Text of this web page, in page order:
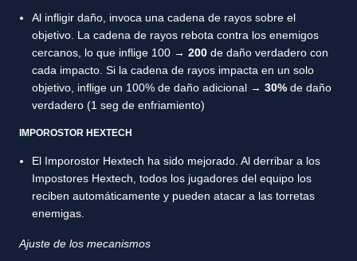
Al infligir daño, invoca una cadena de rayos sobre el
objetivo. La cadena de rayos rebota contra los enemigos
cercanos, lo que inflige 100 → 200 de daño verdadero con
cada impacto. Si la cadena de rayos impacta en un solo
objetivo, inflige un 100% de daño adicional → 30% de daño
verdadero (1 seg de enfriamiento)
IMPOROSTOR HEXTECH
El Imporostor Hextech ha sido mejorado. Al derribar a los
Impostores Hextech, todos los jugadores del equipo los
reciben automáticamente y pueden atacar a las torretas
enemigas.
Ajuste de los mecanismos